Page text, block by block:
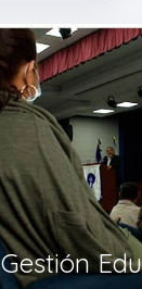
Gestión